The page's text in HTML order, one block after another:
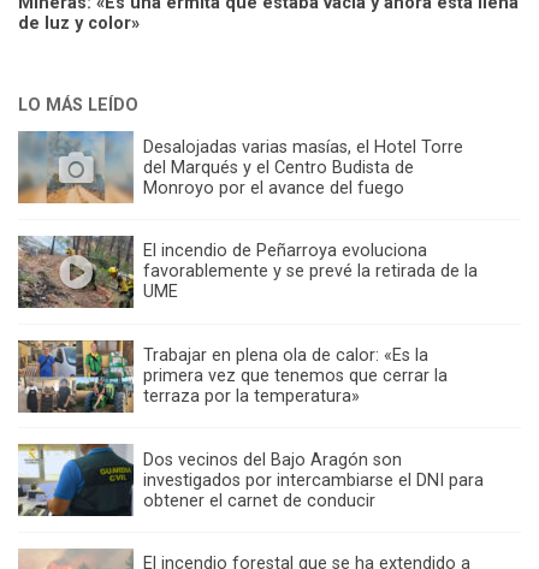
de luz y color»
LO MÁS LEÍDO
Desalojadas varias masías, el Hotel Torre
del Marqués y el Centro Budista de
Monroyo por el avance del fuego
El incendio de Peñarroya evoluciona
favorablemente y se prevé la retirada de la
UME
Trabajar en plena ola de calor: «Es la
primera vez que tenemos que cerrar la
terraza por la temperatura»
Dos vecinos del Bajo Aragón son
investigados por intercambiarse el DNI para
obtener el carnet de conducir
El incendio forestal que se ha extendido a